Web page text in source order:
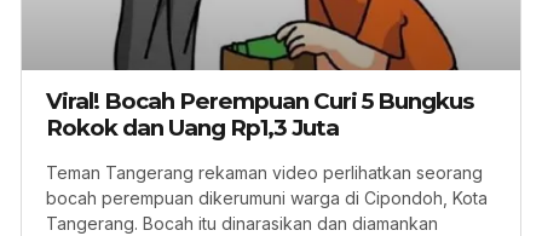
Viral! Bocah Perempuan Curi 5 Bungkus
Rokok dan Uang Rp1,3 Juta
Teman Tangerang rekaman video perlihatkan seorang
bocah perempuan dikerumuni warga di Cipondoh, Kota
Tangerang. Bocah itu dinarasikan dan diamankan